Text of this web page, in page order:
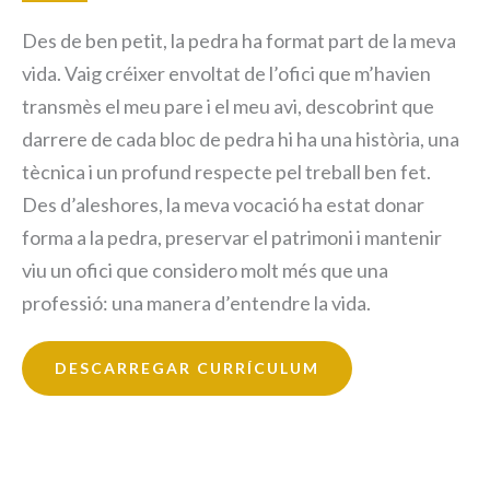
Des de ben petit, la pedra ha format part de la meva
vida. Vaig créixer envoltat de l’ofici que m’havien
transmès el meu pare i el meu avi, descobrint que
darrere de cada bloc de pedra hi ha una història, una
tècnica i un profund respecte pel treball ben fet.
Des d’aleshores, la meva vocació ha estat donar
forma a la pedra, preservar el patrimoni i mantenir
viu un ofici que considero molt més que una
professió: una manera d’entendre la vida.
DESCARREGAR CURRÍCULUM